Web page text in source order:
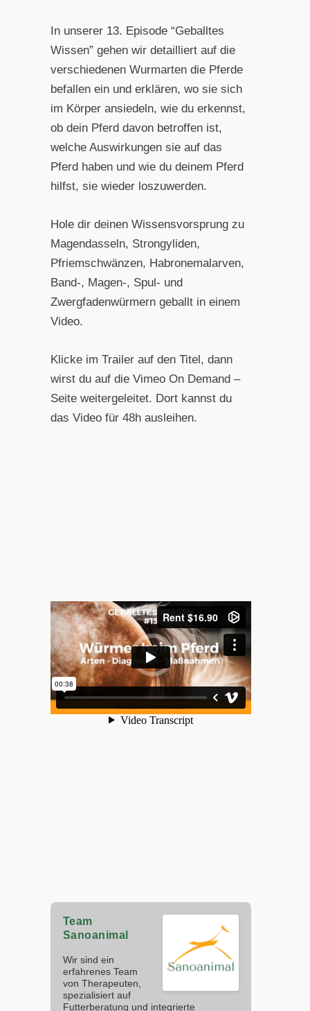
In unserer 13. Episode “Geballtes
Wissen” gehen wir detailliert auf die
verschiedenen Wurmarten die Pferde
befallen ein und erklären, wo sie sich
im Körper ansiedeln, wie du erkennst,
ob dein Pferd davon betroffen ist,
welche Auswirkungen sie auf das
Pferd haben und wie du deinem Pferd
hilfst, sie wieder loszuwerden.
Hole dir deinen Wissensvorsprung zu
Magendasseln, Strongyliden,
Pfriemschwänzen, Habronemalarven,
Band-, Magen-, Spul- und
Zwergfadenwürmern geballt in einem
Video.
Klicke im Trailer auf den Titel, dann
wirst du auf die Vimeo On Demand –
Seite weitergeleitet. Dort kannst du
das Video für 48h ausleihen.
Team
Sanoanimal
Wir sind ein
erfahrenes Team
von Therapeuten,
spezialisiert auf
Futterberatung und integrierte